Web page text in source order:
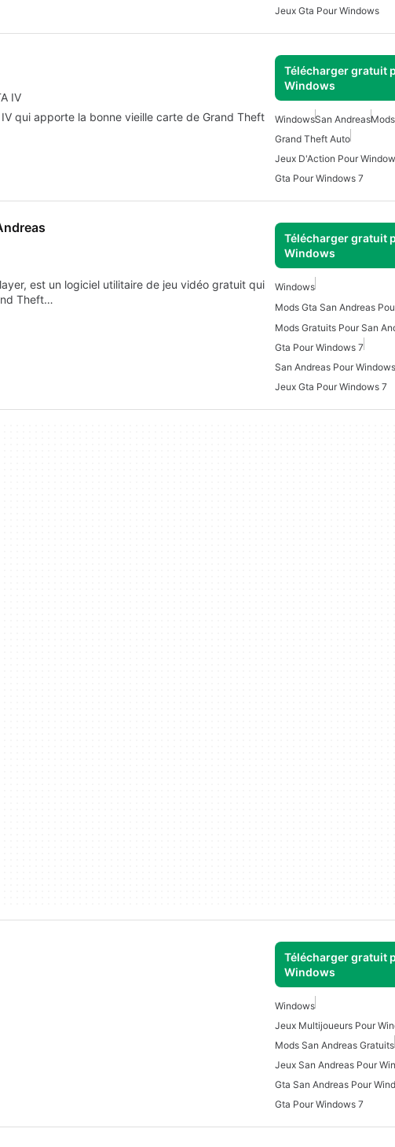
Jeux Gta Pour Windows
IV
Télécharger gratuit
Windows
qui apporte la bonne vieille carte de Grand Theft
WindowsSan Andreas
Grand Theft Auto
Jeux D'Action Pour
Gta Pour Windows 7
Télécharger gratuit
Windows
est un logiciel utilitaire de jeu vidéo gratuit qui
Theft…
Windows
Mods Gta San Andreas
Gta Pour Windows 7
San Andreas Pour
Jeux Gta Pour Windows 7
Télécharger gratuit
Windows
Windows
Jeux Multijoueurs Pour
Mods San Andreas Gratuits
Jeux San Andreas Pour
Gta San Andreas Pour
Gta Pour Windows 7